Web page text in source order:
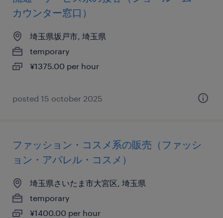
カウンター窓口）
埼玉県坂戸市, 埼玉県
temporary
¥1375.00 per hour
posted 15 october 2025
ファッション・コスメ系の販売（ファッシ
ョン・アパレル・コスメ）
埼玉県さいたま市大宮区, 埼玉県
temporary
¥1400.00 per hour